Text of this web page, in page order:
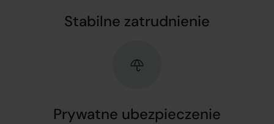
Stabilne zatrudnienie
Prywatne ubezpieczenie